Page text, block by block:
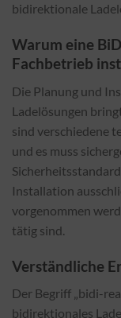
bidirektionale
Warum eine
Fachbetrieb
Die Planung und
Ladelösungen
sind verschiedene
und es muss
Installation
vorgenommen
tätig sind.
Verständliche
Der Begriff „bidi-
bidirektionales